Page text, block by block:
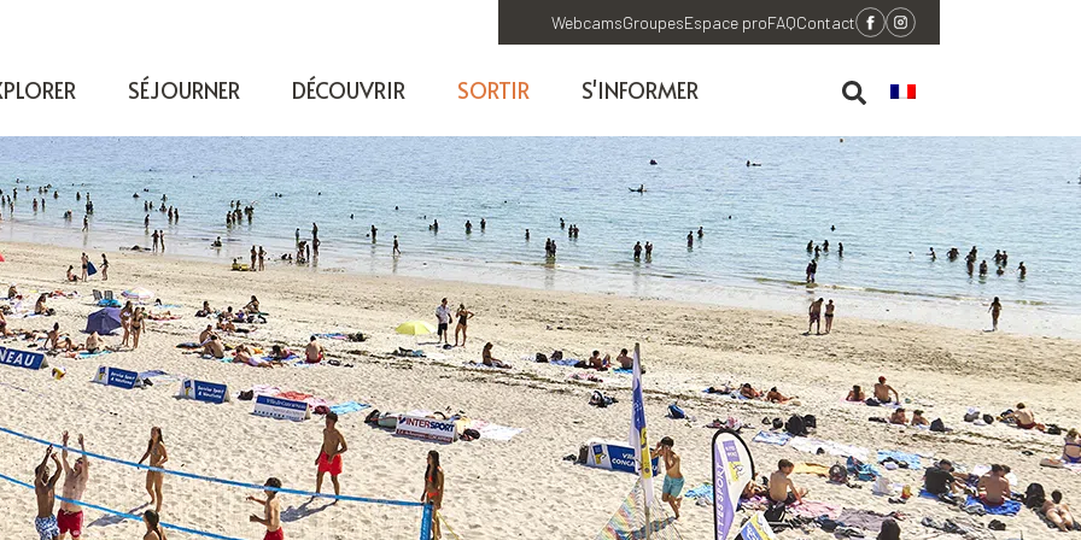
WebcamsGroupesEspace proFAQContact
SÉJOURNER DÉCOUVRIR SORTIR S'INFORMER